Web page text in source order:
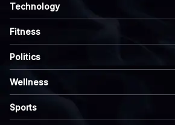
Technology
Fitness
Politics
Wellness
Sports